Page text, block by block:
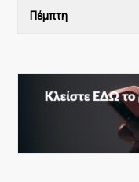
Πέμπτη